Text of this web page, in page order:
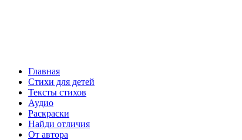
Главная
Стихи для детей
Тексты стихов
Аудио
Раскраски
Найди отличия
От автора